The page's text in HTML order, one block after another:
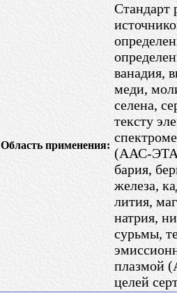
Область применения:
Стандарт
ванадия,
меди,
селена,
тексту
(ААС-
бария,
железа,
лития,
натрия,
сурьмы,
плазмой
целей